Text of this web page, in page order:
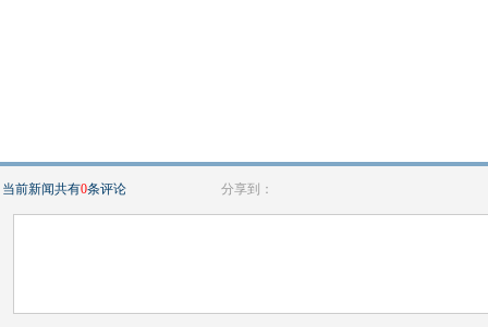
当前新闻共有0条评论 分享到：